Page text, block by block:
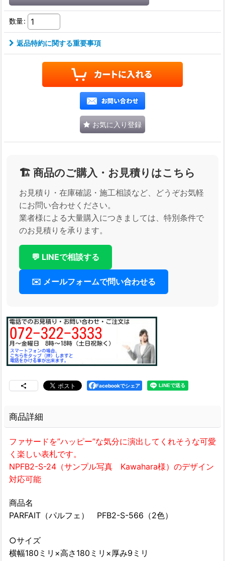
数量:
返品特約に関する重要事項
お気に入り登録
🏗️ 商品のご購入・お見積りはこちら
お見積り・在庫確認・施工相談など、どうぞお気軽
にお問い合わせください。
業者様による大量購入につきましては、特別条件で
のお見積りを承ります。
💬 LINEで相談する
✉️ メールフォームで問い合わせる
Facebookでシェア
商品詳細
ファサードを”ハッピー”な気分に演出してくれそうな可愛
く楽しい表札です。
NPFB2-S-24（サンプル写真 Kawahara様）のデザイン
対応可能
商品名
PARFAIT（パルフェ） PFB2-S-566（2色）
○サイズ
横幅180ミリ×高さ180ミリ×厚み9ミリ